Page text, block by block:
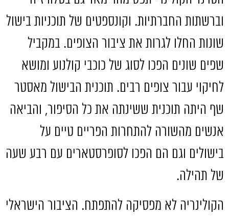
וברשתות החברתיות. וקונספטים של תוכניות בישול
שונות החלו לגרות את ציבור הצופים. במקביל
שפים שונים הפכו לסוג של כוכבי קולנוע ומושא
לחיקוי עבור צופים רבים. תוכנית הבישול מאסטר
שף היתה תוכנית ששינתה את כל הסיפור, והביאה
אנשים מהשורה להתחרות הפריים טיים על
בישולים וגם הם הפכו לסופרסטארים עם רבע שעה
של תהילה.
הקולינריה לא מפסיקה להתפתח. הציבור הישראלי